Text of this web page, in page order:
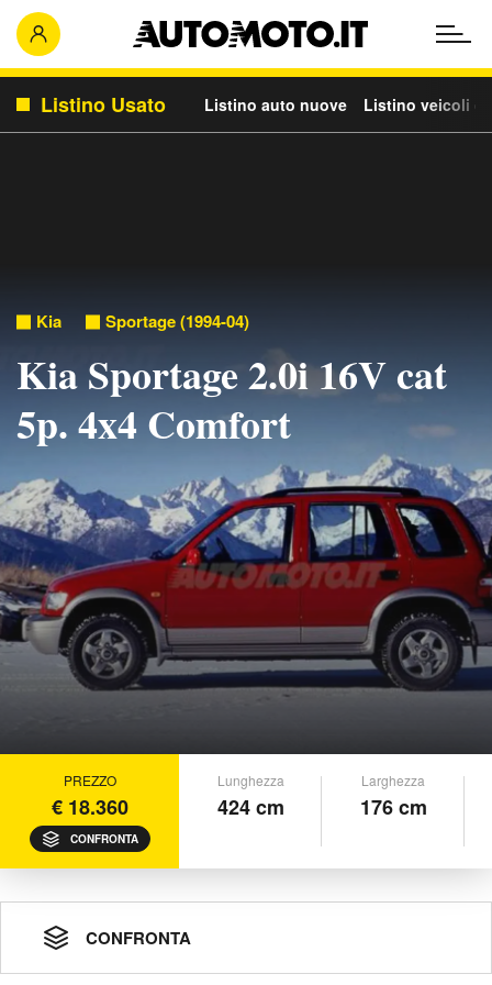
Listino Usato Listino auto nuove Listino veicoli
Kia Sportage (1994-04)
Kia Sportage 2.0i 16V cat
5p. 4x4 Comfort
PREZZO
€ 18.360
CONFRONTA
Lunghezza
424 cm
Larghezza
176 cm
CONFRONTA